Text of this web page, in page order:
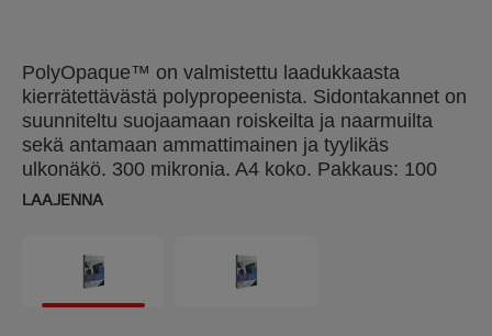
PolyOpaque™ on valmistettu laadukkaasta
kierrätettävästä polypropeenista. Sidontakannet on
suunniteltu suojaamaan roiskeilta ja naarmuilta
sekä antamaan ammattimainen ja tyylikäs
ulkonäkö. 300 mikronia. A4 koko. Pakkaus: 100
kpl.
LAAJENNA